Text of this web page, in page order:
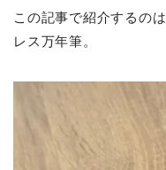
この記事で紹介するのは
レス万年筆。